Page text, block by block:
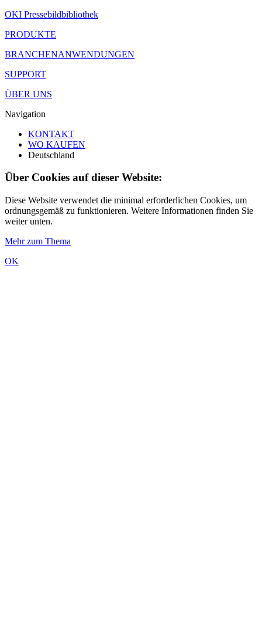
OKI Pressebildbibliothek
PRODUKTE
BRANCHENANWENDUNGEN
SUPPORT
ÜBER UNS
Navigation
KONTAKT
WO KAUFEN
Deutschland
Über Cookies auf dieser Website:
Diese Website verwendet die minimal erforderlichen Cookies, um
ordnungsgemäß zu funktionieren. Weitere Informationen finden Sie
weiter unten.
Mehr zum Thema
OK